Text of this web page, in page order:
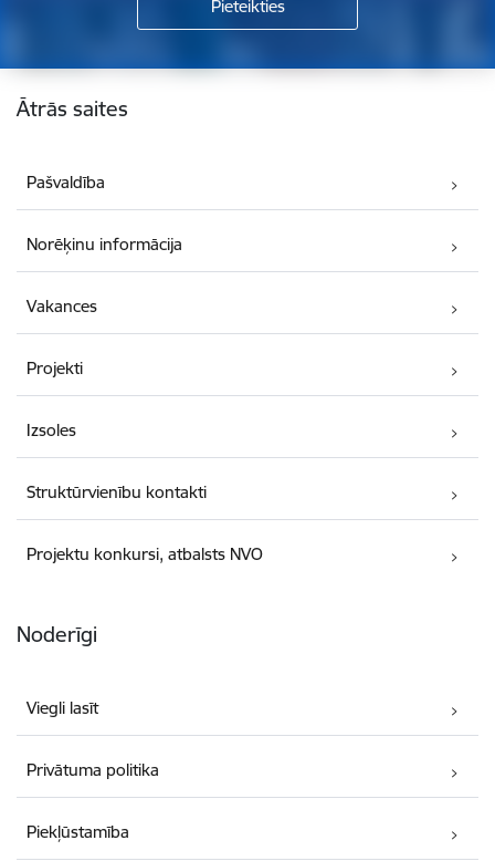
Kājene
Ātrās saites
Pašvaldība
Norēķinu informācija
Vakances
Projekti
Izsoles
Struktūrvienību kontakti
Projektu konkursi, atbalsts NVO
Noderīgi
Viegli lasīt
Privātuma politika
Piekļūstamība